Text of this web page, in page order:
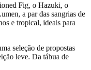
Fig, o Hazuki, o
a par das sangrias de
e tropical, ideais para
seleção de propostas
leve. Da tábua de